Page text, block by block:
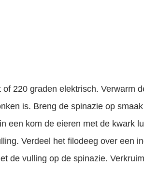
220 graden elektrisch. Verwarm
is. Breng de spinazie op
een kom de eieren met de kwark
Verdeel het filodeeg over een
de vulling op de spinazie.